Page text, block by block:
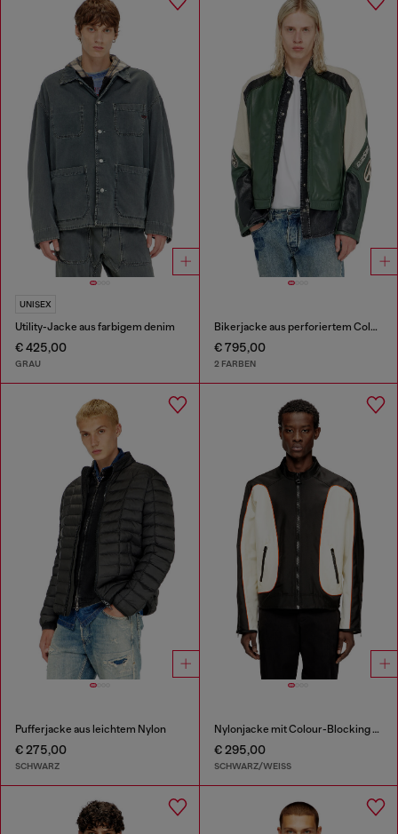
UNISEX
Utility-Jacke aus farbigem denim
€ 425,00
GRAU
Bikerjacke aus perforiertem Colour-Block-Leder
€ 795,00
2 FARBEN
Pufferjacke aus leichtem Nylon
€ 275,00
SCHWARZ
Nylonjacke mit Colour-Blocking und Paspeldetails
€ 295,00
SCHWARZ/WEISS